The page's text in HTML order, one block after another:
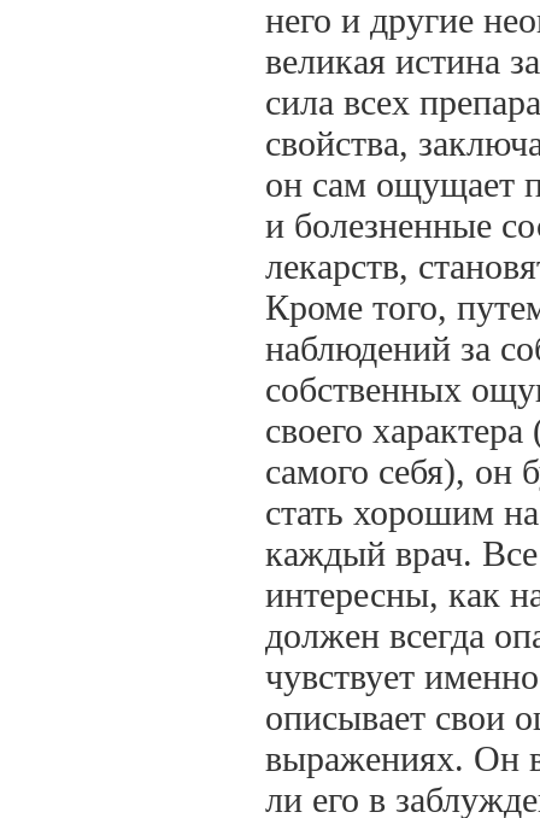
него и другие
великая истина
сила всех
свойства,
он сам ощущает
и болезненные
лекарств,
Кроме того,
наблюдений за
собственных
своего
самого себя), он
стать хорошим
каждый врач.
интересны, как
должен всегда
чувствует
описывает свои
выражениях. Он
ли его в